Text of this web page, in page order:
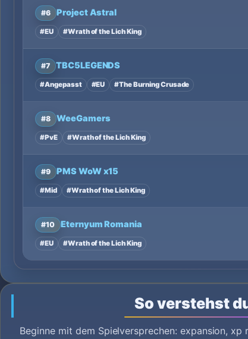
#6 Project Astral
#EU #Wrath of the Lich King
#7 TBC5LEGENDS
#Angepasst #EU #The Burning Crusade
#8 WeeGamers
#PvE #Wrath of the Lich King
#9 PMS WoW x15
#Mid #Wrath of the Lich King
#10 Eternyum Romania
#EU #Wrath of the Lich King
So verstehst
Beginne mit dem Spielversprechen: expansion,